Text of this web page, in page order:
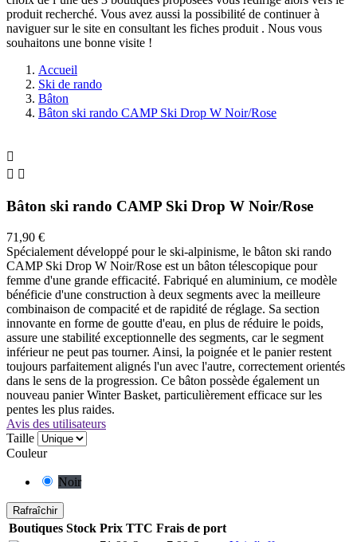
produit recherché. Vous avez aussi la possibilité de continuer à
naviguer sur le site en consultant les fiches produit . Nous vous
souhaitons une bonne visite !
Accueil
Ski de rando
Bâton
Bâton ski rando CAMP Ski Drop W Noir/Rose

 
Bâton ski rando CAMP Ski Drop W Noir/Rose
71,90 €
Spécialement développé pour le ski-alpinisme, le bâton ski rando
CAMP Ski Drop W Noir/Rose est un bâton télescopique pour
femme d'une grande efficacité. Fabriqué en aluminium, ce modèle
bénéficie d'une construction à deux segments avec la meilleure
combinaison de compacité et de rapidité de réglage. Sa section
innovante en forme de goutte d'eau, en plus de réduire le poids,
assure une stabilité exceptionnelle des segments, car le segment
inférieur ne peut pas tourner. Ainsi, la poignée et le panier restent
toujours parfaitement alignés l'un avec l'autre, correctement orientés
dans le sens de la progression. Ce bâton possède également un
nouveau panier Winter Basket, particulièrement efficace sur les
pentes les plus raides.
Avis des utilisateurs
Taille
Couleur
Noir
Boutiques Stock Prix TTC Frais de port